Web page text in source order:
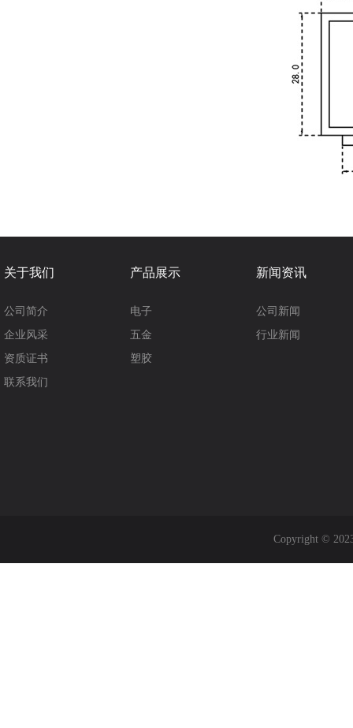
关于我们
公司简介
企业风采
资质证书
联系我们
产品展示
电子
五金
塑胶
新闻资讯
公司新闻
行业新闻
Copyright ©